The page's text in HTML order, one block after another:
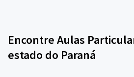
Encontre Aulas
estado do Paraná